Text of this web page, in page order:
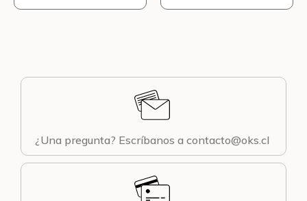
¿Una pregunta? Escríbanos a contacto@oks.cl